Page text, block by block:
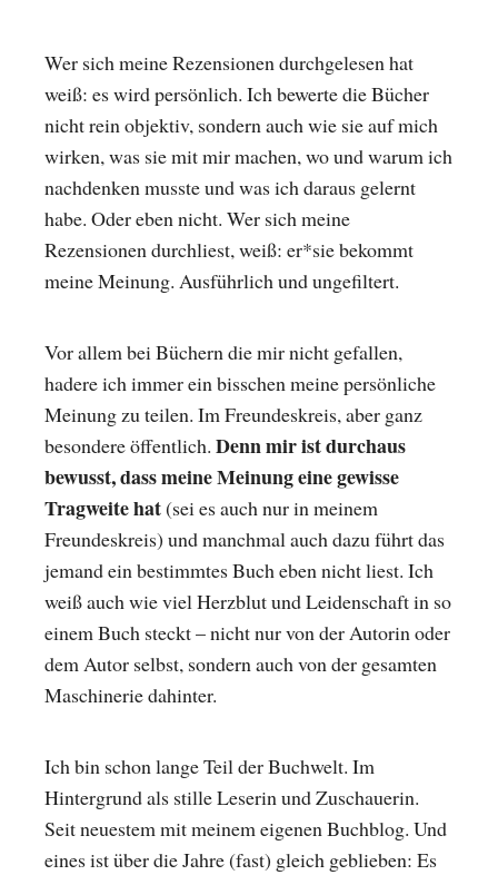
Wer sich meine Rezensionen durchgelesen hat
weiß: es wird persönlich. Ich bewerte die Bücher
nicht rein objektiv, sondern auch wie sie auf mich
wirken, was sie mit mir machen, wo und warum ich
nachdenken musste und was ich daraus gelernt
habe. Oder eben nicht. Wer sich meine
Rezensionen durchliest, weiß: er*sie bekommt
meine Meinung. Ausführlich und ungefiltert.
Vor allem bei Büchern die mir nicht gefallen,
hadere ich immer ein bisschen meine persönliche
Meinung zu teilen. Im Freundeskreis, aber ganz
besondere öffentlich. Denn mir ist durchaus
bewusst, dass meine Meinung eine gewisse
Tragweite hat(sei es auch nur in meinem
Freundeskreis) und manchmal auch dazu führt das
jemand ein bestimmtes Buch eben nicht liest. Ich
weiß auch wie viel Herzblut und Leidenschaft in so
einem Buch steckt – nicht nur von der Autorin oder
dem Autor selbst, sondern auch von der gesamten
Maschinerie dahinter.
Ich bin schon lange Teil der Buchwelt. Im
Hintergrund als stille Leserin und Zuschauerin.
Seit neuestem mit meinem eigenen Buchblog. Und
eines ist über die Jahre (fast) gleich geblieben: Es